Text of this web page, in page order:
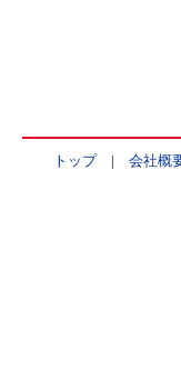
トップ| 会社概